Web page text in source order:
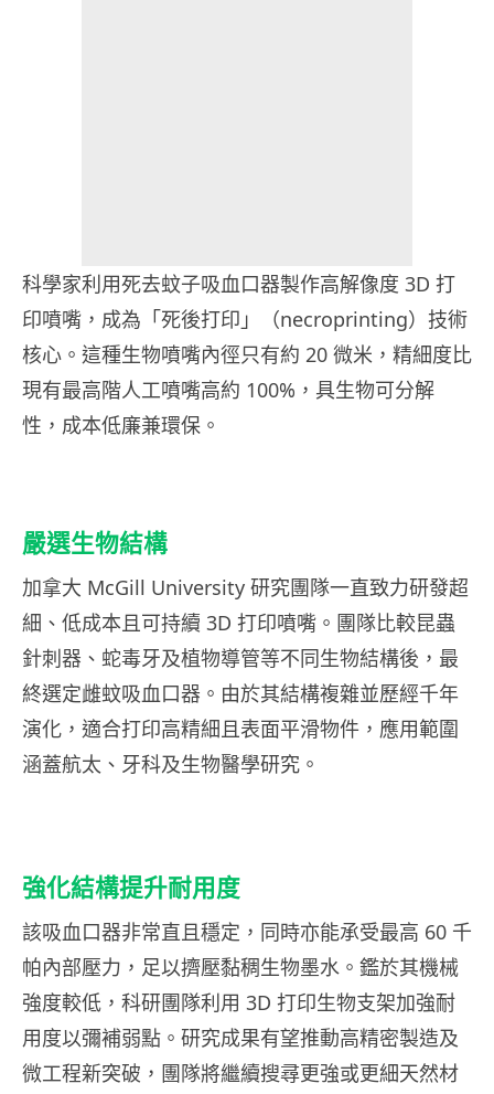
科學家利用死去蚊子吸血口器製作高解像度 3D 打
印噴嘴，成為「死後打印」（necroprinting）技術
核心。這種生物噴嘴內徑只有約 20 微米，精細度比
現有最高階人工噴嘴高約 100%，具生物可分解
性，成本低廉兼環保。
嚴選生物結構
加拿大 McGill University 研究團隊一直致力研發超
細、低成本且可持續 3D 打印噴嘴。團隊比較昆蟲
針刺器、蛇毒牙及植物導管等不同生物結構後，最
終選定雌蚊吸血口器。由於其結構複雜並歷經千年
演化，適合打印高精細且表面平滑物件，應用範圍
涵蓋航太、牙科及生物醫學研究。
強化結構提升耐用度
該吸血口器非常直且穩定，同時亦能承受最高 60 千
帕內部壓力，足以擠壓黏稠生物墨水。鑑於其機械
強度較低，科研團隊利用 3D 打印生物支架加強耐
用度以彌補弱點。研究成果有望推動高精密製造及
微工程新突破，團隊將繼續搜尋更強或更細天然材